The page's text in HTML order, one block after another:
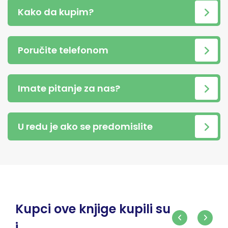
Kako da kupim?
Poručite telefonom
Imate pitanje za nas?
U redu je ako se predomislite
Kupci ove knjige kupili su